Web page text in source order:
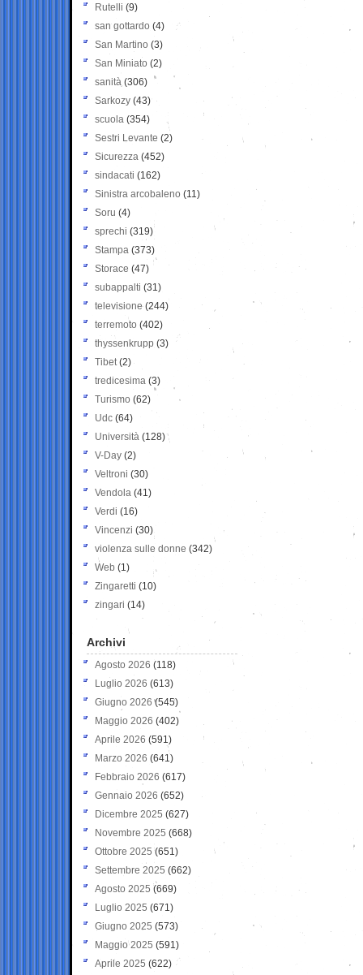
Rutelli (9)
san gottardo (4)
San Martino (3)
San Miniato (2)
sanità (306)
Sarkozy (43)
scuola (354)
Sestri Levante (2)
Sicurezza (452)
sindacati (162)
Sinistra arcobaleno (11)
Soru (4)
sprechi (319)
Stampa (373)
Storace (47)
subappalti (31)
televisione(244)
terremoto (402)
thyssenkrupp (3)
Tibet(2)
tredicesima (3)
Turismo (62)
Udc (64)
Università (128)
V-Day (2)
Veltroni (30)
Vendola (41)
Verdi (16)
Vincenzi (30)
violenza sulle donne (342)
Web (1)
Zingaretti (10)
zingari (14)
Archivi
Agosto 2026 (118)
Luglio 2026 (613)
Giugno 2026 (545)
Maggio 2026 (402)
Aprile 2026 (591)
Marzo 2026 (641)
Febbraio 2026 (617)
Gennaio 2026 (652)
Dicembre 2025 (627)
Novembre 2025 (668)
Ottobre 2025 (651)
Settembre 2025 (662)
Agosto 2025 (669)
Luglio 2025 (671)
Giugno 2025 (573)
Maggio 2025 (591)
Aprile 2025 (622)